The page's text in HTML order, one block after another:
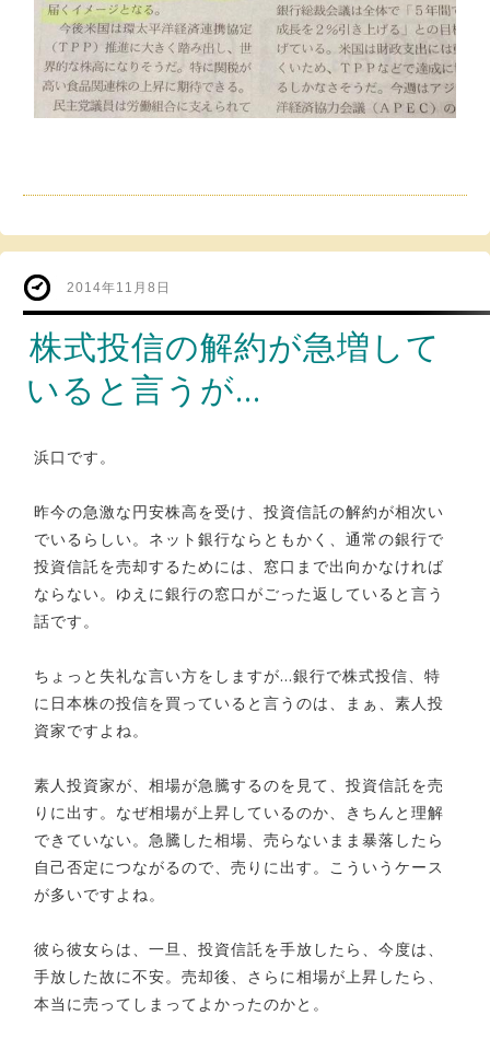
2014年11月8日
株式投信の解約が急増して
いると言うが…
浜口です。
昨今の急激な円安株高を受け、投資信託の解約が相次い
でいるらしい。ネット銀行ならともかく、通常の銀行で
投資信託を売却するためには、窓口まで出向かなければ
ならない。ゆえに銀行の窓口がごった返していると言う
話です。
ちょっと失礼な言い方をしますが…銀行で株式投信、特
に日本株の投信を買っていると言うのは、まぁ、素人投
資家ですよね。
素人投資家が、相場が急騰するのを見て、投資信託を売
りに出す。なぜ相場が上昇しているのか、きちんと理解
できていない。急騰した相場、売らないまま暴落したら
自己否定につながるので、売りに出す。こういうケース
が多いですよね。
彼ら彼女らは、一旦、投資信託を手放したら、今度は、
手放した故に不安。売却後、さらに相場が上昇したら、
本当に売ってしまってよかったのかと。